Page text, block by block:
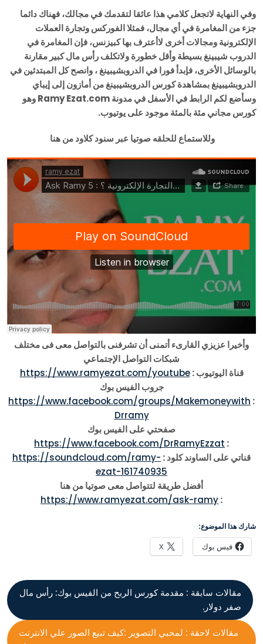
وفي النهاية لاتجعل كلامي هذا عائقا لتقدمك في مجالك، فهناك دائما
جزء من المغامرة في أي مجال، فمثلا الفوركس وتجارة العملات
الإلكترونية ومجالات أخرى لاأعترف بها كبيزنس، فإن المغامرة في
الدروب شيبينغ بسيطة وأقل خطورة ولاتكلف رأس مال كبير مقارنة
بالوسائل الأخرى، فإبدأ فورا في الدروبشيبينغ ، وانصح كل المبتدئين في
الدروبشيبينغ بمشاهدة كورس الدروبشيبينغ من أمازون إلى إيباي
وسأضع لكم الرابط في الأسفل في مدونة Ramy Ezat.com وهو
كورس مجاني مئة بالمئة موجود على يوتيوب.
وللاستماع للحلقه صوتيا عبر سنود كلاود من هنا
وأخيرا عزيزي القارىء أتمنى أن تشرفنى بالتواصل معى فى مختلف
شبكات التواصل الإجتماعي
قناة اليوتيوب :https://www.ramyezat.com/youtube
جروب الفيس بوك
:
https://www.facebook.com/groups/Makemoneywith
Drramy
صفحتي على الفيس بوك
:
https://www.facebook.com/DrRamyEzzat
قناتي على الساوند كلود : https://soundcloud.com/ramy-
ezat-161740935
أفضل طريقة لتتواصل معى صوتيا من هنا
:
https://www.ramyezat.com/ask-ramy
شارك هذا الموضوع:
فيس بوك X
مقالات سابقة : مقدمة كورس الربح من الفيس بوك: رأس مال
صفر دولار.
مقالات لاحقة : لمحبي التصوير :كيف تبيع الصور علي الانترنت